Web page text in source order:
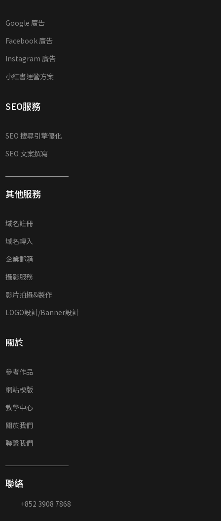
Google 廣告
Facebook 廣告
Instagram 廣告
小紅書運營方案
SEO服務
SEO 搜尋引擎優化
SEO 文案撰寫
其他服務
域名註冊
域名轉入
企業郵箱
攝影服務
影片拍攝&製作
LOGO設計/Banner設計
關於
參考作品
網站模版
教學中心
關於我們
聯繫我們
聯絡
+852 3908 7868